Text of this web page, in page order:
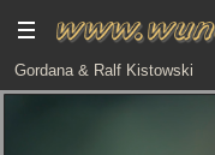
Gordana & Ralf Kistowski